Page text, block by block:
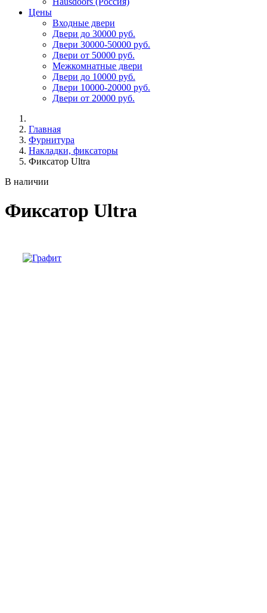
Цены
Входные двери
Двери до 30000 руб.
Двери 30000-50000 руб.
Двери от 50000 руб.
Межкомнатные двери
Двери до 10000 руб.
Двери 10000-20000 руб.
Двери от 20000 руб.
Главная
Фурнитура
Накладки, фиксаторы
Фиксатор Ultra
В наличии
Фиксатор Ultra